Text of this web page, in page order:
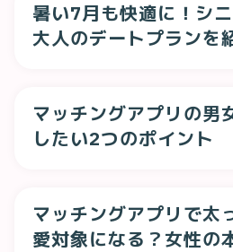
暑い7月も快適に！シ
大人のデートプランを
マッチングアプリの男
したい2つのポイント
マッチングアプリで太
愛対象になる？女性の